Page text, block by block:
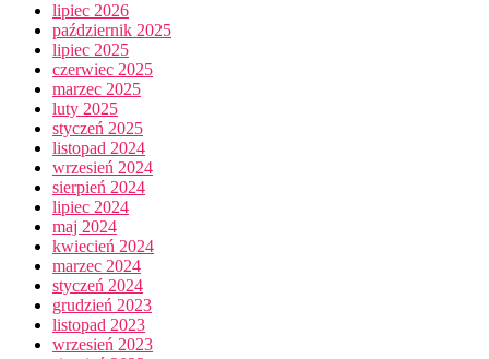
lipiec 2026
październik 2025
lipiec 2025
czerwiec 2025
marzec 2025
luty 2025
styczeń 2025
listopad 2024
wrzesień 2024
sierpień 2024
lipiec 2024
maj 2024
kwiecień 2024
marzec 2024
styczeń 2024
grudzień 2023
listopad 2023
wrzesień 2023